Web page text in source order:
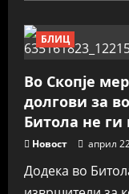
БЛИЦ
Во Скопје
долгови за
Битола не ги
Новост април
Додека во